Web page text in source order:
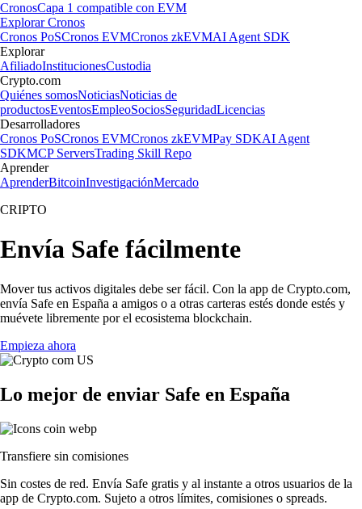
CronosCapa 1 compatible con EVM
Explorar Cronos
Cronos PoSCronos EVMCronos zkEVMAI Agent SDK
Explorar
AfiliadoInstitucionesCustodia
Crypto.com
Quiénes somosNoticiasNoticias de
productosEventosEmpleoSociosSeguridadLicencias
Desarrolladores
Cronos PoSCronos EVMCronos zkEVMPay SDKAI Agent
SDKMCP ServersTrading Skill Repo
Aprender
AprenderBitcoinInvestigaciónMercado
CRIPTO
Envía Safe fácilmente
Mover tus activos digitales debe ser fácil. Con la app de Crypto.com,
envía Safe en España a amigos o a otras carteras estés donde estés y
muévete libremente por el ecosistema blockchain.
Empieza ahora
Lo mejor de enviar Safe en España
Transfiere sin comisiones
Sin costes de red. Envía Safe gratis y al instante a otros usuarios de la
app de Crypto.com. Sujeto a otros límites, comisiones o spreads.